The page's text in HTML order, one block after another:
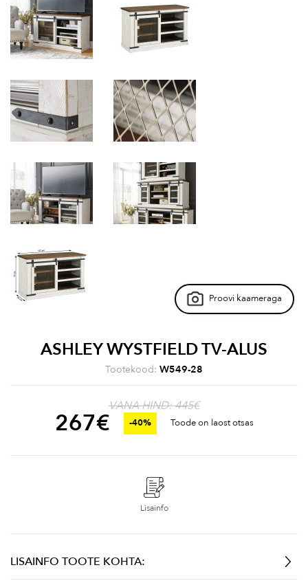
Proovi kaameraga
ASHLEY WYSTFIELD TV-ALUS
Tootekood: W549-28
VANA HIND: 445€
267€ -40% Toode on laost otsas
Lisainfo
LISAINFO TOOTE KOHTA: